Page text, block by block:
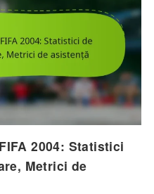
2004: Statistici
Metrici de